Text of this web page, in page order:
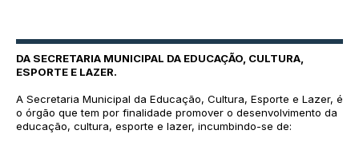
DA SECRETARIA MUNICIPAL DA EDUCAÇÃO, CULTURA,
ESPORTE E LAZER.
A Secretaria Municipal da Educação, Cultura, Esporte e Lazer, é
o órgão que tem por finalidade promover o desenvolvimento da
educação, cultura, esporte e lazer, incumbindo-se de: